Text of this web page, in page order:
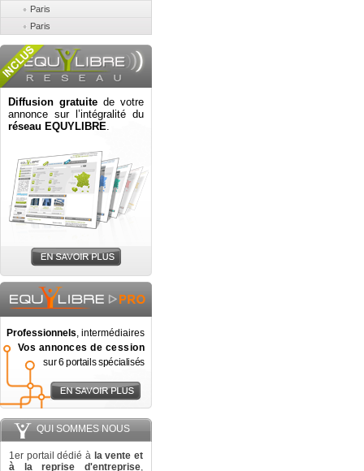
Paris
Paris
Diffusion gratuite de votre
annonce sur l’intégralité du
réseau EQUYLIBRE.
Professionnels, intermédiaires
Vos annonces de cession
sur 6 portails spécialisés
QUI SOMMES NOUS
1er portail dédié à la vente et
à la reprise d'entreprise,